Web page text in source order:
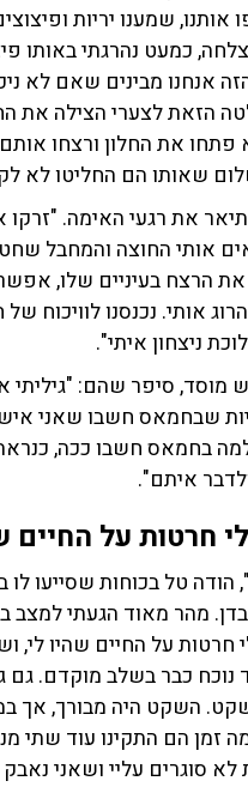
שמענו יריות
כמעט נהרגתי באותו
אנחנו מבינים שאם לא
הזאת לצערי הצילה את
פתחו את החלון ורצחו
שאותו הם החליטו לא
את רגעי האימה. "זרקו
אותי החוצה והמחבל
את הרצח בעיניים שלו,
אותי. נכנסנו
ניצחון איתי".
סיפר שהם:
שבחמאס חשבו שאני
בחמאס חשבו ככה,
איתם".
חרטות על החיים
אישי", הודה טל בכוחות
מהר מאוד הגעתי למצב
על החיים שהיו לי,
נוכח כבר בשלב מוקדם. גם
השקט היה מבורך, אך
זמן הם התקינו עוד שתי
לא סוגרים עליי ושאני